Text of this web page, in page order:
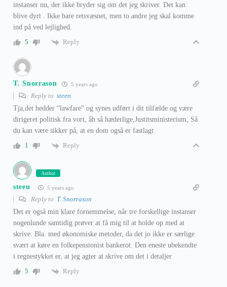
instanser nu, der ikke bryder sig om det jeg skriver. Det kan
blive dyrt . Ikke bare retsvæsnet, men to andre jeg skal komme
ind på ved lejlighed.
5
Reply
T. Snorrason 5 years ago
Reply to steen
Tja,det hedder “lawfare” og synes udført i dit tilfælde og være
dirigeret politisk fra vort, åh så hæderlige,Justitsministerium, Så
du kan være sikker på, at en dom også er fastlagt
1
Reply
Author
steen 5 years ago
Reply to T. Snorrason
Det er også min klare fornemmelse, når tre forskellige instanser
nogenlunde samtidig prøver at få mig til at holde op med at
skrive. Bla. med økonomiske metoder, da det jo ikke er særlige
svært at køre en folkepensionist bankerot. Den eneste ubekendte
i regnestykket er, at jeg agter at skrive om det i detaljer
5
Reply